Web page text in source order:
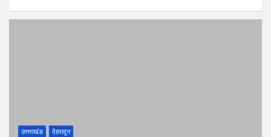
उत्तराखंड देहरादून